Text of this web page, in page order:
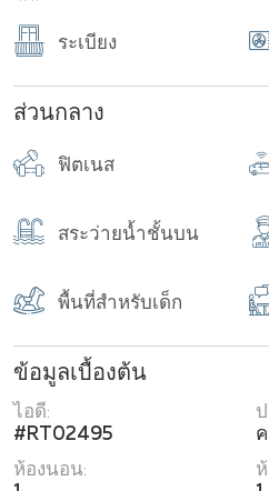
ระเบียง
ส่วนกลาง
ฟิตเนส
สระว่ายน้ำชั้นบน
พื้นที่สำหรับเด็ก
ข้อมูลเบื้องต้น
ไอดี:
#RT02495
ห้องนอน: